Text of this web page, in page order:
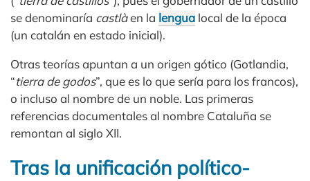
se denominaría castlàen la lengua local de la época
(un catalán en estado inicial).
Otras teorías apuntan a un origen gótico (Gotlandia,
“tierra de godos”, que es lo que sería para los francos),
o incluso al nombre de un noble. Las primeras
referencias documentales al nombre Cataluña se
remontan al siglo XII.
Tras la unificación político-